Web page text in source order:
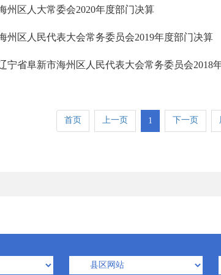
州区人大常委会2020年度部门决算
州区人民代表大会常务委员会2019年度部门决算
宁省阜新市海州区人民代表大会常务委员会2018
首页 上一页 1 下一页